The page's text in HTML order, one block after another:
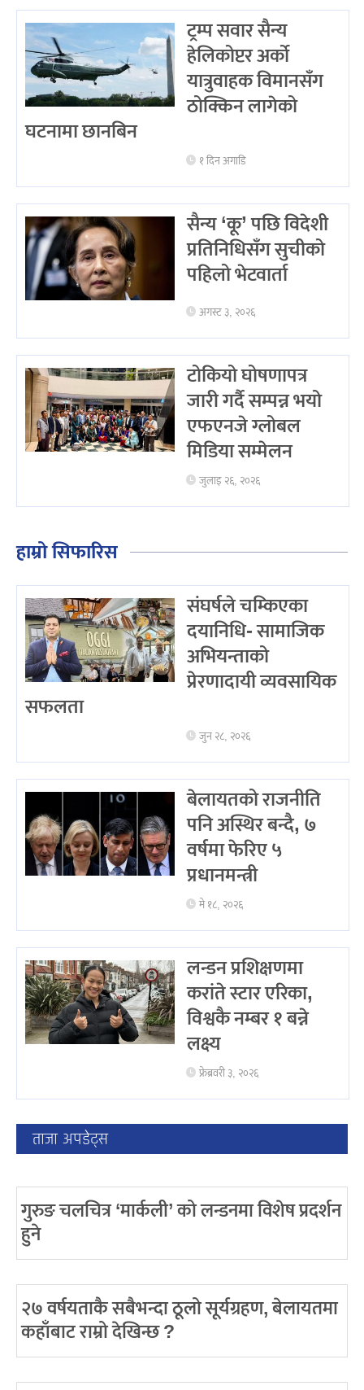
ट्रम्प सवार सैन्य
हेलिकोप्टर अर्को
यात्रुवाहक विमानसँग
ठोक्किन लागेको
घटनामा छानबिन
१ दिन अगाडि
सैन्य ‘कू’ पछि विदेशी
प्रतिनिधिसँग सुचीको
पहिलो भेटवार्ता
अगस्ट ३, २०२६
टोकियो घोषणापत्र
जारी गर्दै सम्पन्न भयो
एफएनजे ग्लोबल
मिडिया सम्मेलन
जुलाइ २६, २०२६
हाम्रो सिफारिस
संघर्षले चम्किएका
दयानिधि- सामाजिक
अभियन्ताको
प्रेरणादायी व्यवसायिक
सफलता
जुन २८, २०२६
बेलायतको राजनीति
पनि अस्थिर बन्दै, ७
वर्षमा फेरिए ५
प्रधानमन्त्री
मे १८, २०२६
लन्डन प्रशिक्षणमा
करांते स्टार एरिका,
विश्वकै नम्बर १ बन्ने
लक्ष्य
फ्रेब्रवरी ३, २०२६
ताजा अपडेट्स
गुरुङ चलचित्र ‘मार्कली’ को लन्डनमा विशेष प्रदर्शन
हुने
२७ वर्षयताकै सबैभन्दा ठूलो सूर्यग्रहण, बेलायतमा
कहाँबाट राम्रो देखिन्छ ?